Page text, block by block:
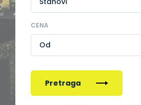
CENA
Pretraga